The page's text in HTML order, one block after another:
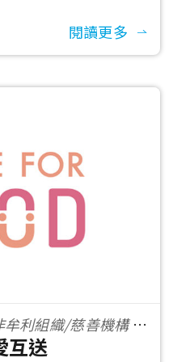
閱讀更多
牟利組織/慈善機構
互送